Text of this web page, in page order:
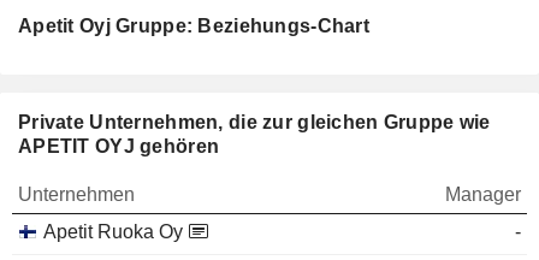
Apetit Oyj Gruppe: Beziehungs-Chart
Private Unternehmen, die zur gleichen Gruppe wie
APETIT OYJ gehören
Unternehmen
Manager
Apetit Ruoka Oy
-